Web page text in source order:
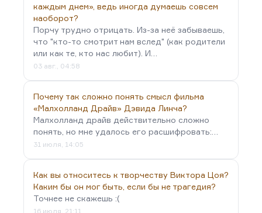
каждым днем», ведь иногда думаешь совсем
наоборот?
Порчу трудно отрицать. Из-за неё забываешь,
что "кто-то смотрит нам вслед" (как родители
или как те, кто нас любит). И…
03 авг., 04:58
Почему так сложно понять смысл фильма
«Малхолланд Драйв» Дэвида Линча?
Малхолланд драйв действительно сложно
понять, но мне удалось его расшифровать:…
31 июля, 14:05
Как вы относитесь к творчеству Виктора Цоя?
Каким бы он мог быть, если бы не трагедия?
Точнее не скажешь :(
16 июля, 21:11